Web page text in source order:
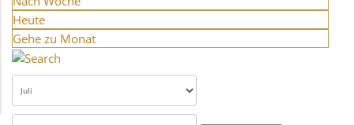
Heute
Gehe zu Monat